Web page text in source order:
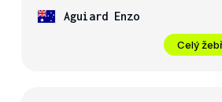
Aguiard Enzo
Celý